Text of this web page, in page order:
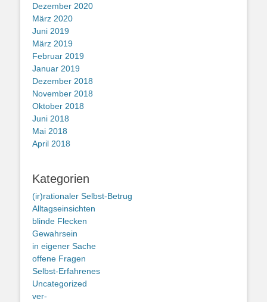
Dezember 2020
März 2020
Juni 2019
März 2019
Februar 2019
Januar 2019
Dezember 2018
November 2018
Oktober 2018
Juni 2018
Mai 2018
April 2018
Kategorien
(ir)rationaler Selbst-Betrug
Alltagseinsichten
blinde Flecken
Gewahrsein
in eigener Sache
offene Fragen
Selbst-Erfahrenes
Uncategorized
ver-